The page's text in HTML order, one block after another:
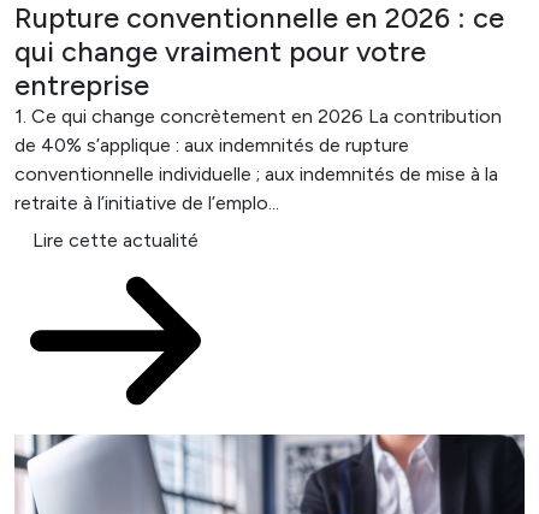
Rupture conventionnelle en 2026 : ce
qui change vraiment pour votre
entreprise
1. Ce qui change concrètement en 2026 La contribution
de 40% s’applique : aux indemnités de rupture
conventionnelle individuelle ; aux indemnités de mise à la
retraite à l’initiative de l’emplo...
Lire cette actualité